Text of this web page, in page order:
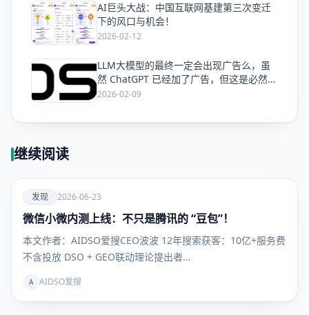
爱
AI巨头大战：中国互联网基建第三次变迁
下的风口与机会！
2026-02-12
爱
LLM大模型的最终一定会出现广告么，虽
然 ChatGPT 已经加了广告，但这是必然终
局么？
2026-02-09
继续阅读
爱
发现
发现 2026-06-23
微信小微内测上线：不只是腾讯的 “豆包”！
本文作者：AIDSO爱搜CEO波波 12年搜索获客：10亿+服务费
不含投放 DSO + GEO联动理论提出者…
A AIDSO爱搜